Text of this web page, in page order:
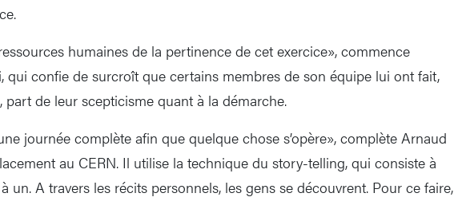
humaines de la pertinence de cet exercice», commence
qui confie de surcroît que certains membres de son équipe lui ont fait,
de leur scepticisme quant à la démarche.
journée complète afin que quelque chose s’opère», complète Arnaud
au CERN. Il utilise la technique du story-telling, qui consiste à
un. A travers les récits personnels, les gens se découvrent. Pour ce faire,